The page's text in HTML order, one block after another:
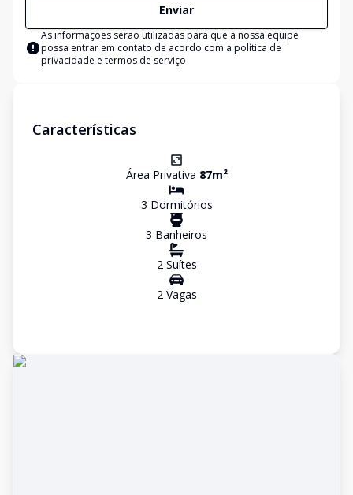
Enviar
As informações serão utilizadas para que a nossa equipe
possa entrar em contato de acordo com a política de
privacidade e termos de serviço
Características
Área Privativa 87m²
3 Dormitórios
3 Banheiros
2Suítes
2Vagas